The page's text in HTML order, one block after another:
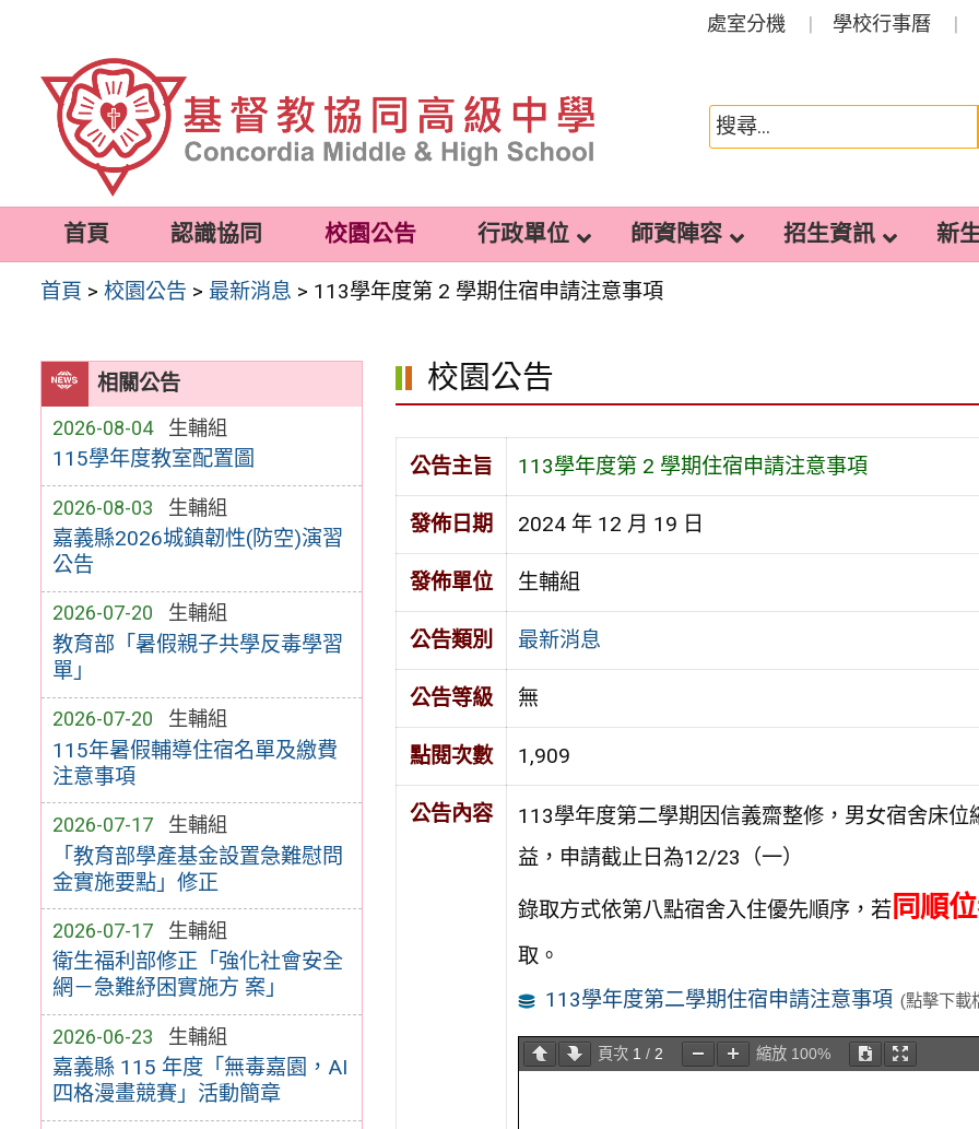
容
處室分機 學校行事曆
首頁 認識協同 校園公告 行政單位 師資陣容 招生資訊 新
首頁 >校園公告 > 最新消息 > 113學年度第 2 學期住宿申請注意事項
相關公告
2026-08-04 生輔組
115學年度教室配置圖
2026-08-03 生輔組
嘉義縣2026城鎮韌性(防空)演習
公告
2026-07-20 生輔組
教育部「暑假親子共學反毒學習
單」
2026-07-20 生輔組
115年暑假輔導住宿名單及繳費
注意事項
2026-07-17 生輔組
「教育部學產基金設置急難慰問
金實施要點」修正
2026-07-17 生輔組
衛生福利部修正「強化社會安全
網－急難紓困實施方 案」
2026-06-23 生輔組
嘉義縣 115 年度「無毒嘉園，AI
四格漫畫競賽」活動簡章
校園公告
公告主旨 113學年度第 2 學期住宿申請注意事項
發佈日期 2024 年 12 月 19 日
發佈單位 生輔組
公告類別 最新消息
公告等級 無
點閱次數 1,909
公告內容
113學年度第二學期因信義齋整修，男女宿舍床
益，申請截止日為12/23（一）
錄取方式依第八點宿舍入住優先順序，若同順
取。
113學年度第二學期住宿申請注意事項 (點擊下載
頁次 1 / 2 縮放 100%